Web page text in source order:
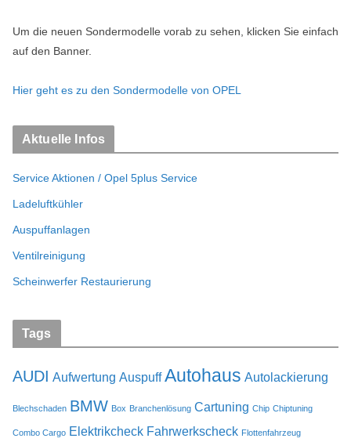
Um die neuen Sondermodelle vorab zu sehen, klicken Sie einfach
auf den Banner.
Hier geht es zu den Sondermodelle von OPEL
Aktuelle Infos
Service Aktionen / Opel 5plus Service
Ladeluftkühler
Auspuffanlagen
Ventilreinigung
Scheinwerfer Restaurierung
Tags
AUDI Aufwertung Auspuff Autohaus Autolackierung
Blechschaden BMW Box Branchenlösung Cartuning Chip Chiptuning
Combo Cargo Elektrikcheck Fahrwerkscheck Flottenfahrzeug